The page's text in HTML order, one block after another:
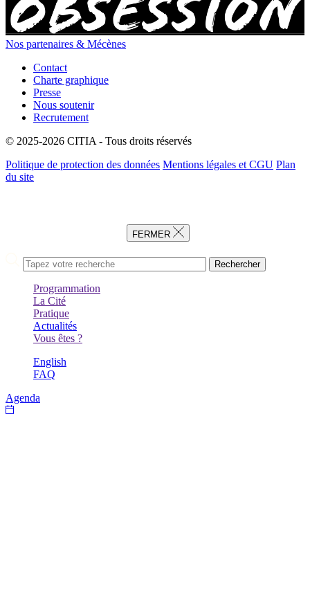
Nos partenaires & Mécènes
Contact
Charte graphique
Presse
Nous soutenir
Recrutement
© 2025-2026 CITIA - Tous droits réservés
Politique de protection des données Mentions légales et CGU Plan
du site
FERMER
Rechercher
Programmation
La Cité
Pratique
Actualités
Vous êtes ?
English
FAQ
Agenda